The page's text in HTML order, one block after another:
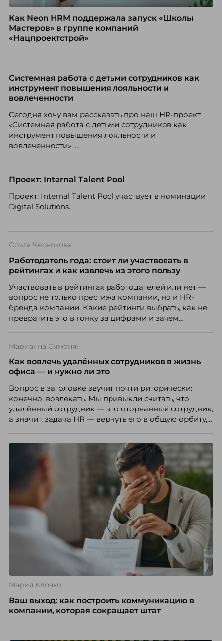
Как Neon HRM поддержала запуск «Школы
Мастеров» в группе компаний
«Нацпроектстрой»
Системная работа с детьми сотрудников как
инструмент повышения лояльности и
вовлеченности
Сегодня хочу вам рассказать про наш HR-проект
«Системная работа с детьми сотрудников как
инструмент повышения лояльности и
вовлеченности».
Проект: Internal Talent Pool
Проект: Internal Talent Pool участвует в номинации
Digital Solutions.
Ольга Чеснокова
Работодатель года: стоит ли участвовать в
рейтингах и как извлечь из этого пользу
Участвовать в рейтингах работодателей или нет —
вопрос не только престижа компании, но и HR-
бренда компании. Какие рейтинги выбрать, как не
превратить это в гонку за цифрами и зачем
Чеснокова, HR-директор Right line.
Марианна Симонян
Как вовлечь удалённых сотрудников в жизнь
офиса — и нужно ли это
Вопрос в заголовке звучит почти риторически:
конечно, вовлекать. Мы привыкли считать, что
удалённый сотрудник — это оторванный сотрудник,
а значит, задача HR — вернуть его в общую орбиту,
вовлечения, стоит остановиться на неудобном
факте: данные говорят ровно обратное тому, что
подсказывает интуиция. Автор свежего выпуска
Марианна Симонян — HR Tech лидер, эксперт по
People Analytics, приглашённый лектор НИУ ВШЭ и
МИФИ, автор книги «Дао женской карьеры».
Мария Клочко
Ваш выход: как построить коммуникацию в
компании, которая сокращает штат